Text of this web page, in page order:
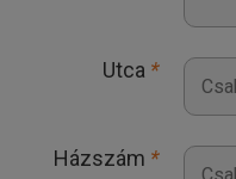
Utca *
Házszám *